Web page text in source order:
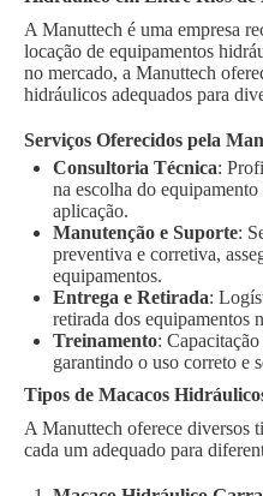
A Manuttech é uma empresa
locação de equipamentos
no mercado, a Manuttech
hidráulicos adequados para
Serviços Oferecidos pela
Consultoria Técnica:
na escolha do equipamento
aplicação.
Manutenção e Suporte:
preventiva e corretiva,
equipamentos.
Entrega e Retirada:
retirada dos equipamentos
Treinamento:
garantindo o uso correto e
Tipos de Macacos
A Manuttech oferece diversos
cada um adequado para